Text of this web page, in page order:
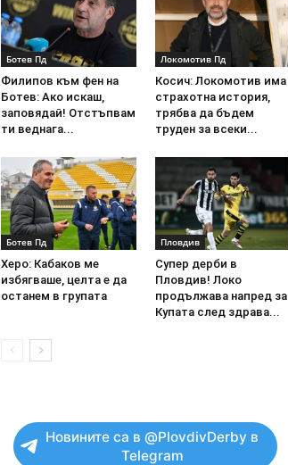
Ботев Пд
Филипов към фен на
Ботев: Ако искаш,
заповядай! Отстъпвам
ти веднага...
Локомотив Пд
Косич: Локомотив има
страхотна история,
трябва да бъдем
труден за всеки...
Ботев Пд
Херо: Кабаков ме
избягваше, целта е да
останем в групата
Пловдив
Супер дерби в
Пловдив! Локо
продължава напред за
Купата след здрава...
Новините са в @PlovdivDerby в
Telegram